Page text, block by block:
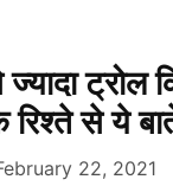
ट्रोल
रिश्ते से ये
22, 2021